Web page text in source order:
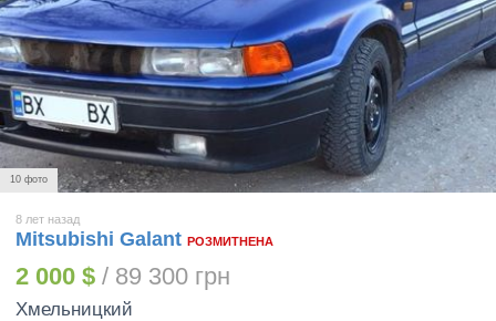
10 фото
8 лет назад
Mitsubishi Galant РОЗМИТНЕНА
2 000 $ / 89 300 грн
Хмельницкий